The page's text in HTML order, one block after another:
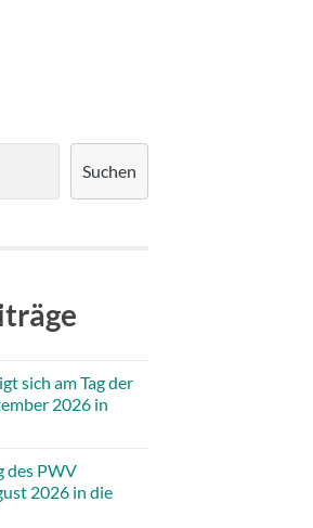
Suchen
sich am Tag der
2026 in
des PWV
2026 in die